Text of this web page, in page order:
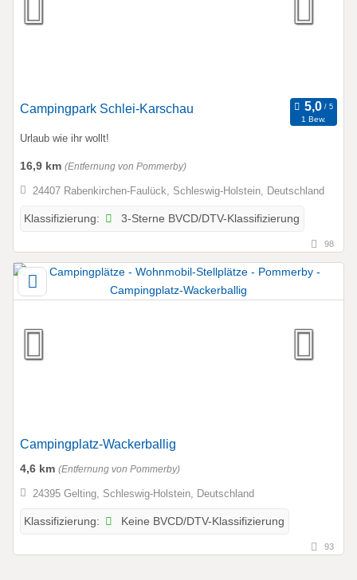
Campingpark Schlei-Karschau
1 Bew.
Urlaub wie ihr wollt!
16,9 km (Entfernung von Pommerby)
24407 Rabenkirchen-Faulück, Schleswig-Holstein, Deutschland
Klassifizierung: 3-Sterne BVCD/DTV-Klassifizierung
98
Campingplatz-Wackerballig
4,6 km (Entfernung von Pommerby)
24395 Gelting, Schleswig-Holstein, Deutschland
Klassifizierung: Keine BVCD/DTV-Klassifizierung
93